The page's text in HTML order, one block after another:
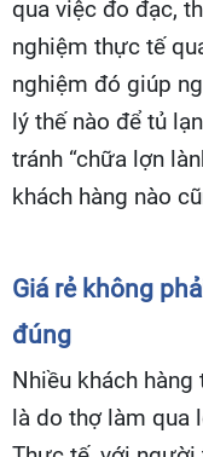
qua việc đo đạc,
nghiệm thực tế
nghiệm đó giúp
lý thế nào để tủ
tránh “chữa lợn
khách hàng nào
Giá rẻ không
đúng
Nhiều khách
là do thợ làm qua